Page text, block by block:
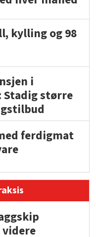
kylling og 98
i
Stadig større
ferdigmat